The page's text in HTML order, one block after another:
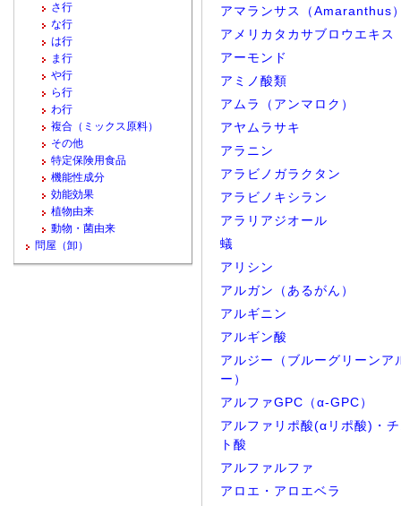
アマランサス（Amaranthus
アメリカタカサブロウエキス
アーモンド
アミノ酸類
アムラ（アンマロク）
アヤムラサキ
アラニン
アラビノガラクタン
アラビノキシラン
アラリアジオール
蟻
アリシン
アルガン（あるがん）
アルギニン
アルギン酸
アルジー（ブルーグリーンア
ー）
アルファGPC（α-GPC）
アルファリポ酸(αリポ酸)・
ト酸
アルファルファ
アロエ・アロエベラ
さ行
な行
は行
ま行
や行
ら行
わ行
複合（ミックス原料）
その他
特定保険用食品
機能性成分
効能効果
植物由来
動物・菌由来
問屋（卸）